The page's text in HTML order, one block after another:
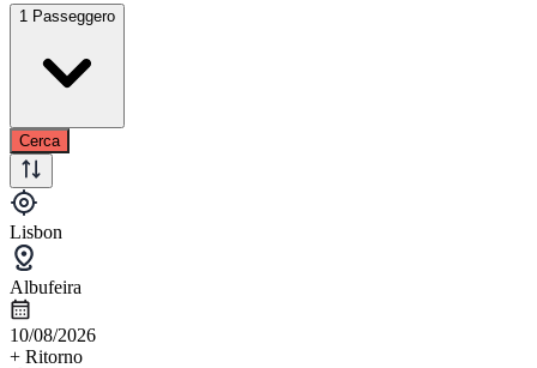
1 Passeggero
Cerca
Lisbon
Albufeira
10/08/2026
+ Ritorno